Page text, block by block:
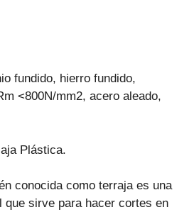
fundido, hierro fundido,
<800N/mm2, acero aleado,
Plástica.
conocida como terraja es una
que sirve para hacer cortes en